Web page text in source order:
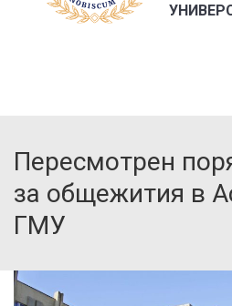
Пересмотрен
за общежития в
ГМУ